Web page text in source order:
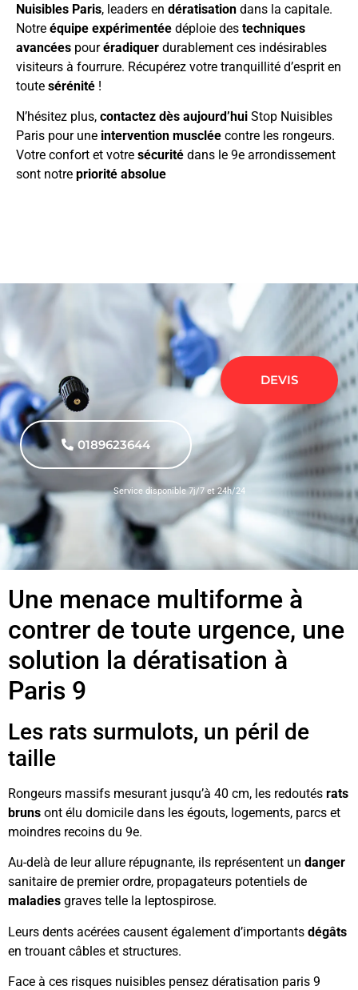
Nuisibles Paris, leaders en dératisation dans la capitale.
Notre équipe expérimentée déploie des techniques
avancées pouréradiquer durablement ces indésirables
visiteurs à fourrure. Récupérez votre tranquillité d’esprit en
toute sérénité !
N’hésitez plus, contactez dès aujourd’hui Stop Nuisibles
Paris pour une intervention musclée contre les rongeurs.
Votre confort et votre sécurité dans le 9e arrondissement
sont notre priorité absolue
DEVIS
0189623644
Service disponible 7j/7 et 24h/24
Une menace multiforme à
contrer de toute urgence, une
solution la dératisation à
Paris 9
Les rats surmulots, un péril de
taille
Rongeurs massifs mesurant jusqu’à 40 cm, les redoutés rats
bruns ont élu domicile dans les égouts, logements, parcs et
moindres recoins du 9e.
Au-delà de leur allure répugnante, ils représentent un danger
sanitaire de premier ordre, propagateurs potentiels de
maladies graves telle la leptospirose.
Leurs dents acérées causent également d’importants dégâts
en trouant câbles et structures.
Face à ces risques nuisibles pensez dératisation paris 9